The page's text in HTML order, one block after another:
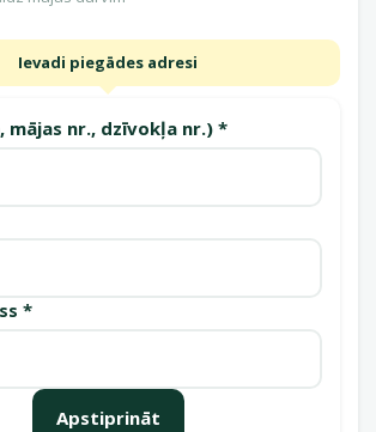
Ievadi piegādes adresi
mājas nr., dzīvokļa nr.) *
*
Apstiprināt